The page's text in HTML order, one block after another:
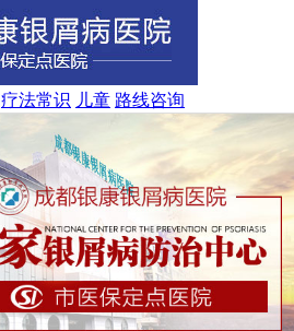
疗法常识 儿童 路线咨询